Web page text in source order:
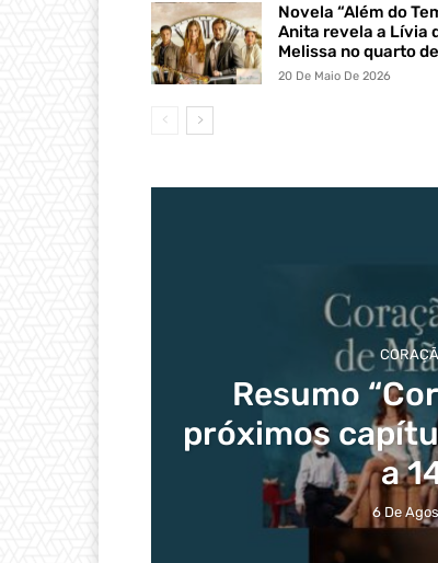
Novela “Além do
Anita revela a Lívia
Melissa no quarto
20 De Maio De 2026
Resumo
próximos
a
6 De